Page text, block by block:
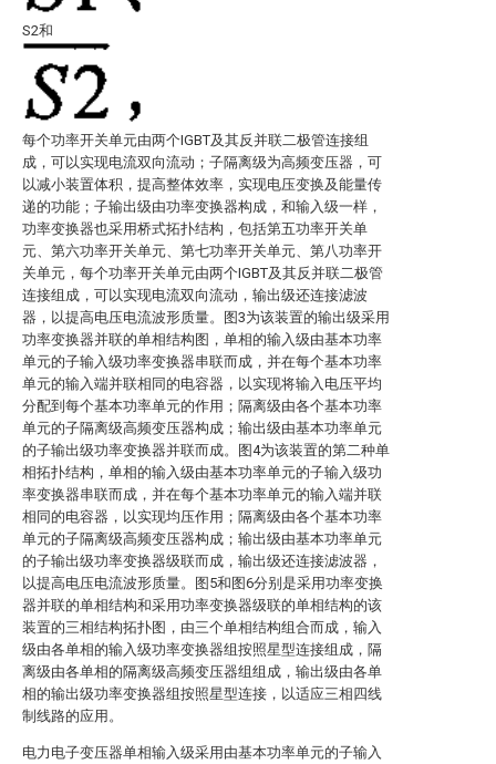
S2和
每个功率开关单元由两个IGBT及其反并联二极管连接组
成，可以实现电流双向流动；子隔离级为高频变压器，可
以减小装置体积，提高整体效率，实现电压变换及能量传
递的功能；子输出级由功率变换器构成，和输入级一样，
功率变换器也采用桥式拓扑结构，包括第五功率开关单
元、第六功率开关单元、第七功率开关单元、第八功率开
关单元，每个功率开关单元由两个IGBT及其反并联二极管
连接组成，可以实现电流双向流动，输出级还连接滤波
器，以提高电压电流波形质量。图3为该装置的输出级采用
功率变换器并联的单相结构图，单相的输入级由基本功率
单元的子输入级功率变换器串联而成，并在每个基本功率
单元的输入端并联相同的电容器，以实现将输入电压平均
分配到每个基本功率单元的作用；隔离级由各个基本功率
单元的子隔离级高频变压器构成；输出级由基本功率单元
的子输出级功率变换器并联而成。图4为该装置的第二种单
相拓扑结构，单相的输入级由基本功率单元的子输入级功
率变换器串联而成，并在每个基本功率单元的输入端并联
相同的电容器，以实现均压作用；隔离级由各个基本功率
单元的子隔离级高频变压器构成；输出级由基本功率单元
的子输出级功率变换器级联而成，输出级还连接滤波器，
以提高电压电流波形质量。图5和图6分别是采用功率变换
器并联的单相结构和采用功率变换器级联的单相结构的该
装置的三相结构拓扑图，由三个单相结构组合而成，输入
级由各单相的输入级功率变换器组按照星型连接组成，隔
离级由各单相的隔离级高频变压器组组成，输出级由各单
相的输出级功率变换器组按照星型连接，以适应三相四线
制线路的应用。
电力电子变压器单相输入级采用由基本功率单元的子输入